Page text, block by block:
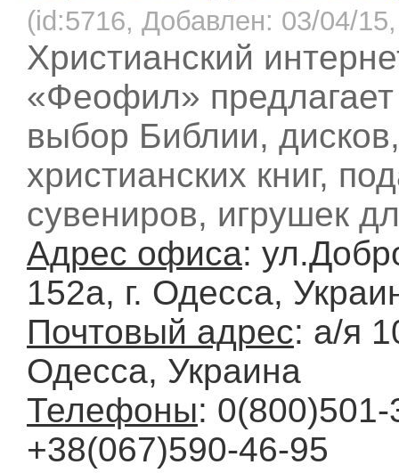
(id:5716, Добавлен: 03/04/
Христианский
«Феофил»
выбор Библии, дисков,
христианских книг,
сувениров, игрушек
Адрес офиса:
152а, г. Одесса,
Почтовый адрес: а/я
Одесса, Украина
Телефоны:
+38(067)590-46-95